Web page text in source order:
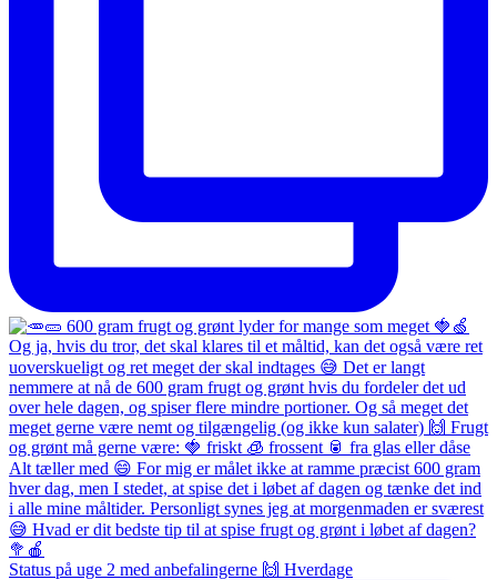
Status på uge 2 med anbefalingerne 🙌 Hverdage